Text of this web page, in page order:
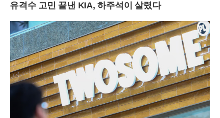
유격수 고민 끝낸 KIA, 하주석이 살렸다